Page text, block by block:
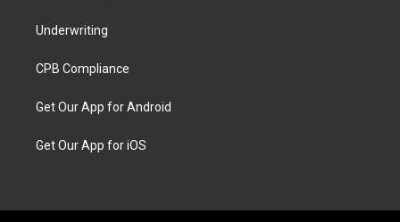
Underwriting
CPB Compliance
Get Our App for Android
Get Our App for iOS